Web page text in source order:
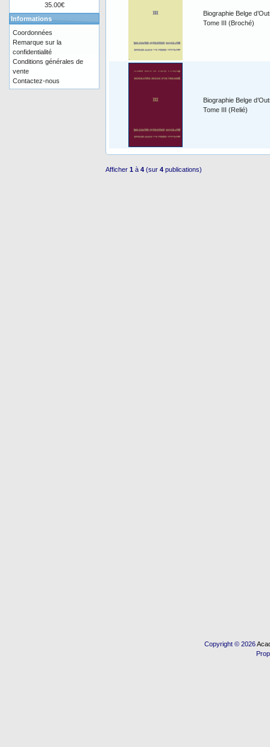
Biographie Belge
Tome III (Broché)
Biographie Belge
Tome III (Relié)
Afficher 1 à 4 (sur 4 publications)
35.00€
Informations
Coordonnées
Remarque sur la
confidentialité
Conditions générales de
vente
Contactez-nous
Copyright © 2026